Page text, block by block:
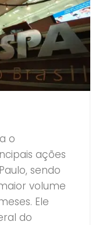
o
ações
sendo
volume
Ele
do